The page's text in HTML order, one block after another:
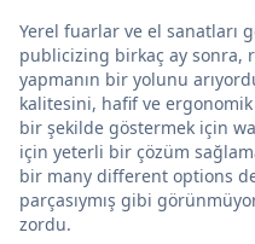
Yerel fuarlar ve el sanatları
publicizing birkaç ay sonra,
yapmanın bir yolunu
kalitesini, hafif ve ergonomik
bir şekilde göstermek için
için yeterli bir çözüm
bir many different options
parçasıymış gibi
zordu.